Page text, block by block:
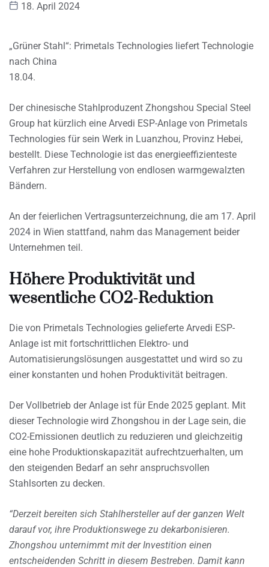
18. April 2024
„Grüner Stahl“: Primetals Technologies liefert Technologie
nach China
18.04.
Der chinesische Stahlproduzent Zhongshou Special Steel
Group hat kürzlich eine Arvedi ESP-Anlage von Primetals
Technologies für sein Werk in Luanzhou, Provinz Hebei,
bestellt. Diese Technologie ist das energieeffizienteste
Verfahren zur Herstellung von endlosen warmgewalzten
Bändern.
An der feierlichen Vertragsunterzeichnung, die am 17. April
2024 in Wien stattfand, nahm das Management beider
Unternehmen teil.
Höhere Produktivität und
wesentliche CO2-Reduktion
Die von Primetals Technologies gelieferte Arvedi ESP-
Anlage ist mit fortschrittlichen Elektro- und
Automatisierungslösungen ausgestattet und wird so zu
einer konstanten und hohen Produktivität beitragen.
Der Vollbetrieb der Anlage ist für Ende 2025 geplant. Mit
dieser Technologie wird Zhongshou in der Lage sein, die
CO2-Emissionen deutlich zu reduzieren und gleichzeitig
eine hohe Produktionskapazität aufrechtzuerhalten, um
den steigenden Bedarf an sehr anspruchsvollen
Stahlsorten zu decken.
“Derzeit bereiten sich Stahlhersteller auf der ganzen Welt
darauf vor, ihre Produktionswege zu dekarbonisieren.
Zhongshou unternimmt mit der Investition einen
entscheidenden Schritt in diesem Bestreben. Damit kann